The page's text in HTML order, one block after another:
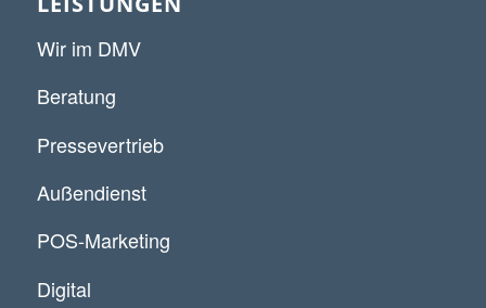
Wir im DMV
Beratung
Pressevertrieb
Außendienst
POS-Marketing
Digital